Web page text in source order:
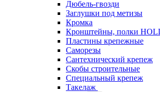
Дюбель-гвозди
Заглушки под метизы
Кромка
Кронштейны, полки
Пластины крепежные
Саморезы
Сантехнический крепеж
Скобы строительные
Специальный крепеж
Такелаж